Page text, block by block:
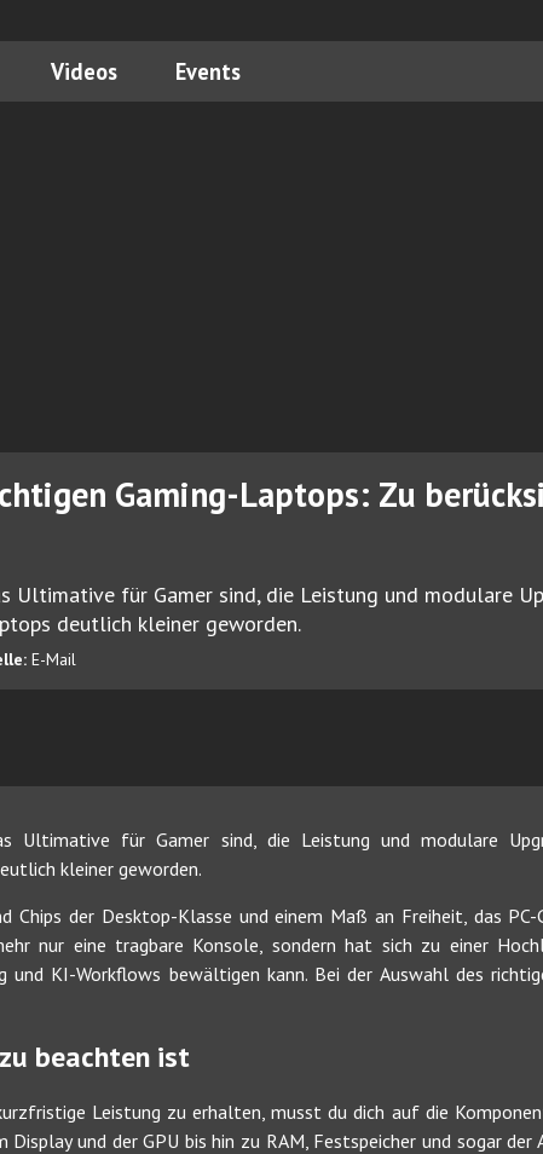
Videos Events
Gaming-Laptops: Zu
Ultimative für Gamer sind, die Leistung und modulare
deutlich kleiner geworden.
E-Mail
Ultimative für Gamer sind, die Leistung und modulare
kleiner geworden.
Chips der Desktop-Klasse und einem Maß an Freiheit, das PC-
nur eine tragbare Konsole, sondern hat sich zu einer
und KI-Workflows bewältigen kann. Bei der Auswahl des
beachten ist
Leistung zu erhalten, musst du dich auf die
Display und der GPU bis hin zu RAM, Festspeicher und sogar